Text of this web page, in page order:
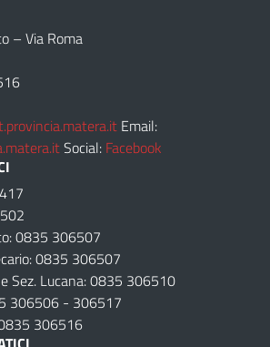
– Via Roma
Email:
Social: Facebook
0835 306507
0835 306507
Sez. Lucana: 0835 306510
306506 - 306517
306516